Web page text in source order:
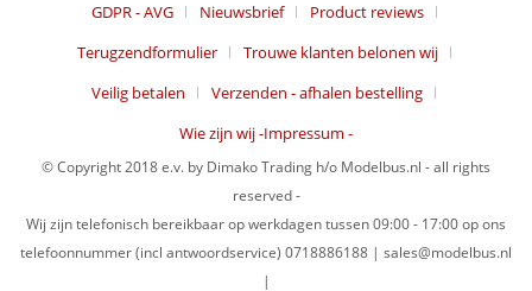
GDPR - AVG
Nieuwsbrief
Product reviews
Terugzendformulier
Trouwe klanten belonen wij
Veilig betalen
Verzenden - afhalen bestelling
Wie zijn wij -Impressum -
© Copyright 2018 e.v. by Dimako Trading h/o Modelbus.nl - all rights
reserved -
Wij zijn telefonisch bereikbaar op werkdagen tussen 09:00 - 17:00 op ons
telefoonnummer (incl antwoordservice) 0718886188 | sales@modelbus.nl
|